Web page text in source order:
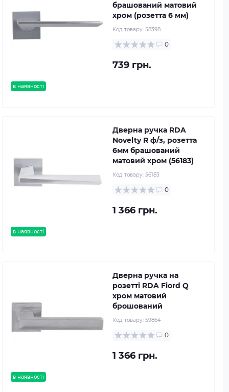
в наявності
брашований матовий
хром (розетта 6 мм)
Код товару: 58398
0
739 грн.
в наявності
Дверна ручка RDA
Novelty R ф/з, розетта
6мм брашований
матовий хром (56183)
Код товару: 56183
0
1 366 грн.
в наявності
Дверна ручка на
розетті RDA Fiord Q
хром матовий
брошований
Код товару: 59864
0
1 366 грн.